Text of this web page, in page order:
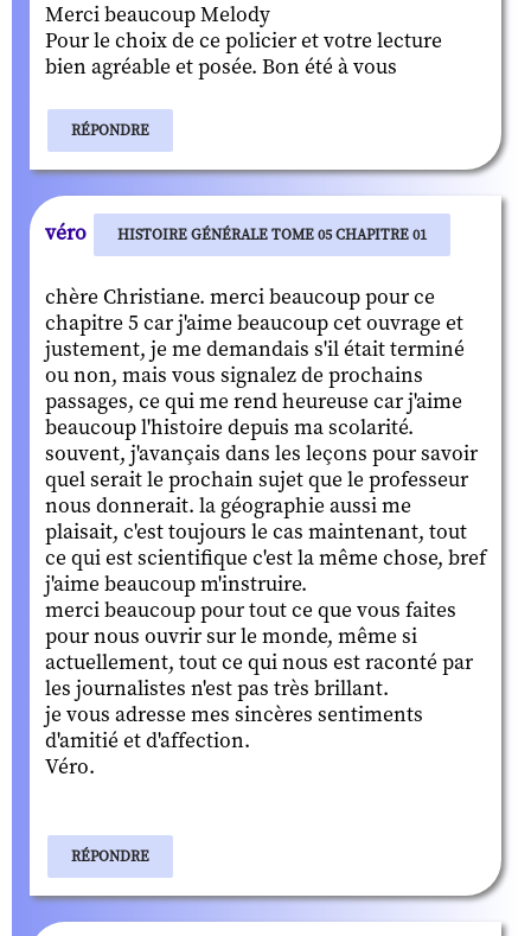
Merci beaucoup Melody
Pour le choix de ce policier et votre lecture
bien agréable et posée. Bon été à vous
RÉPONDRE
véro HISTOIRE GÉNÉRALE TOME 05 CHAPITRE 01
chère Christiane. merci beaucoup pour ce
chapitre 5 car j'aime beaucoup cet ouvrage et
justement, je me demandais s'il était terminé
ou non, mais vous signalez de prochains
passages, ce qui me rend heureuse car j'aime
beaucoup l'histoire depuis ma scolarité.
souvent, j'avançais dans les leçons pour savoir
quel serait le prochain sujet que le professeur
nous donnerait. la géographie aussi me
plaisait, c'est toujours le cas maintenant, tout
ce qui est scientifique c'est la même chose, bref
j'aime beaucoup m'instruire.
merci beaucoup pour tout ce que vous faites
pour nous ouvrir sur le monde, même si
actuellement, tout ce qui nous est raconté par
les journalistes n'est pas très brillant.
je vous adresse mes sincères sentiments
d'amitié et d'affection.
Véro.
RÉPONDRE